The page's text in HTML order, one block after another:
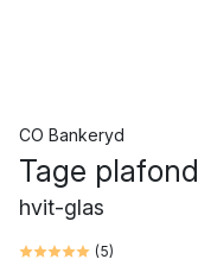
CO Bankeryd
Tage plafond
hvit-glas
(5)